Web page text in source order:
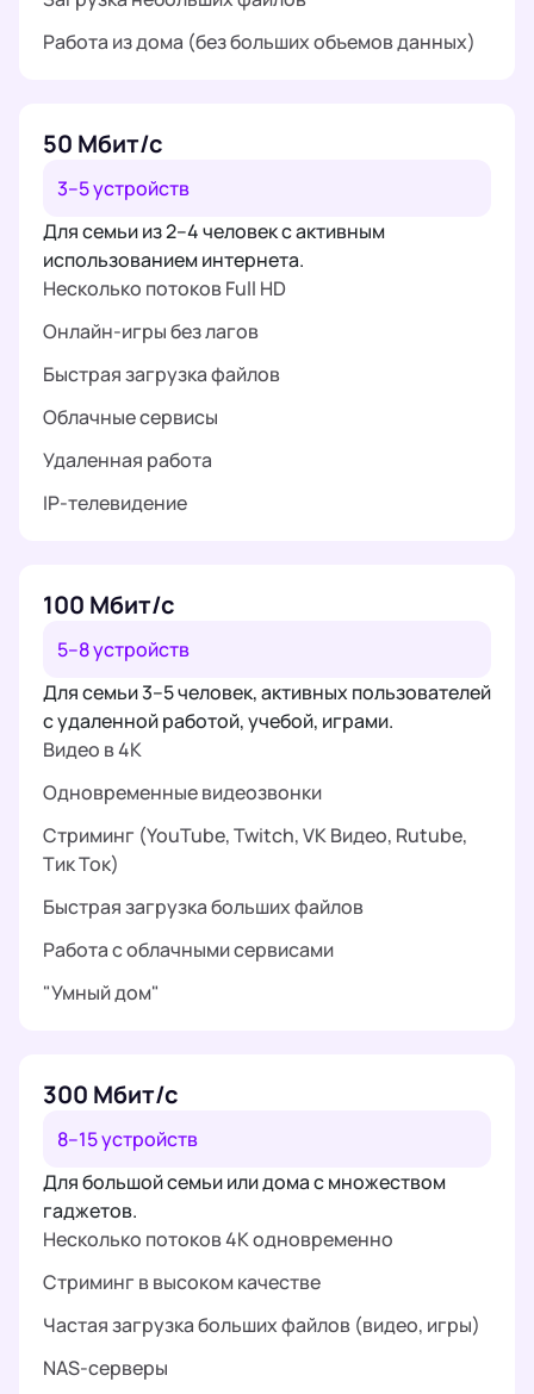
Работа из дома (без больших объемов данных)
50 Мбит/с
3–5 устройств
Для семьи из 2–4 человек с активным
использованием интернета.
Несколько потоков Full HD
Онлайн-игры без лагов
Быстрая загрузка файлов
Облачные сервисы
Удаленная работа
IP-телевидение
100 Мбит/с
5–8 устройств
Для семьи 3–5 человек, активных пользователей
с удаленной работой, учебой, играми.
Видео в 4K
Одновременные видеозвонки
Стриминг (YouTube, Twitch, VK Видео, Rutube,
Тик Ток)
Быстрая загрузка больших файлов
Работа с облачными сервисами
"Умный дом"
300 Мбит/с
8–15 устройств
Для большой семьи или дома с множеством
гаджетов.
Несколько потоков 4K одновременно
Стриминг в высоком качестве
Частая загрузка больших файлов (видео, игры)
NAS-серверы